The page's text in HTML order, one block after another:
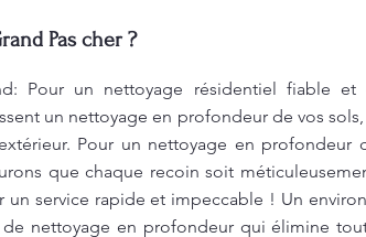
Pas cher ?
Pour un nettoyage résidentiel fiable
un nettoyage en profondeur de vos
Pour un nettoyage en profondeur
que chaque recoin soit
service rapide et impeccable ! Un
nettoyage en profondeur qui élimine